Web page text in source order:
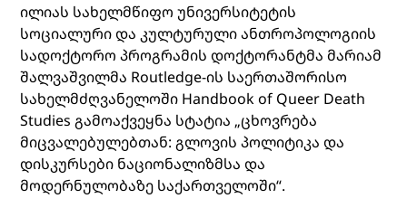
ილიას სახელმწიფო უნივერსიტეტის
სოციალური და კულტურული ანთროპოლოგიის
სადოქტორო პროგრამის დოქტორანტმა მარიამ
შალვაშვილმა Routledge-ის საერთაშორისო
სახელმძღვანელოში Handbook of Queer Death
Studies გამოაქვეყნა სტატია „ცხოვრება
მიცვალებულებთან: გლოვის პოლიტიკა და
დისკურსები ნაციონალიზმსა და
მოდერნულობაზე საქართველოში“.